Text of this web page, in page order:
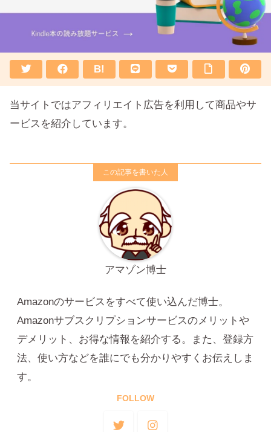
B!
当サイトではアフィリエイト広告を利用して商品やサ
ービスを紹介しています。
アマゾン博士
Amazonのサービスをすべて使い込んだ博士。
Amazonサブスクリプションサービスのメリットや
デメリット、お得な情報を紹介する。また、登録方
法、使い方などを誰にでも分かりやすくお伝えしま
す。
FOLLOW